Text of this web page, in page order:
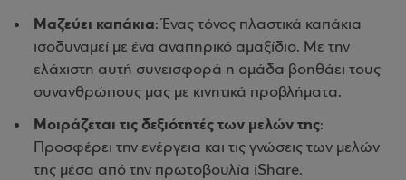
Μαζεύει καπάκια: Ένας τόνος πλαστικά καπάκια
ισοδυναμεί με ένα αναπηρικό αμαξίδιο. Με την
ελάχιστη αυτή συνεισφορά η ομάδα βοηθάει τους
συνανθρώπους μας με κινητικά προβλήματα.
Μοιράζεται τις δεξιότητές των μελών της:
Προσφέρει την ενέργεια και τις γνώσεις των μελών
της μέσα από την πρωτοβουλία iShare.